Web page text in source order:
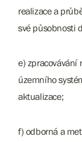
realizace a
své působnosti
e) zpracovávání
územního
aktualizace;
f) odborná a